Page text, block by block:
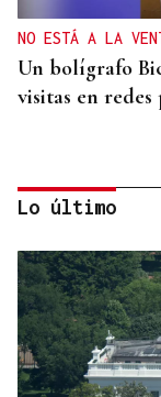
NO ESTÁ A LA
Un bolígrafo
visitas en redes
Lo último